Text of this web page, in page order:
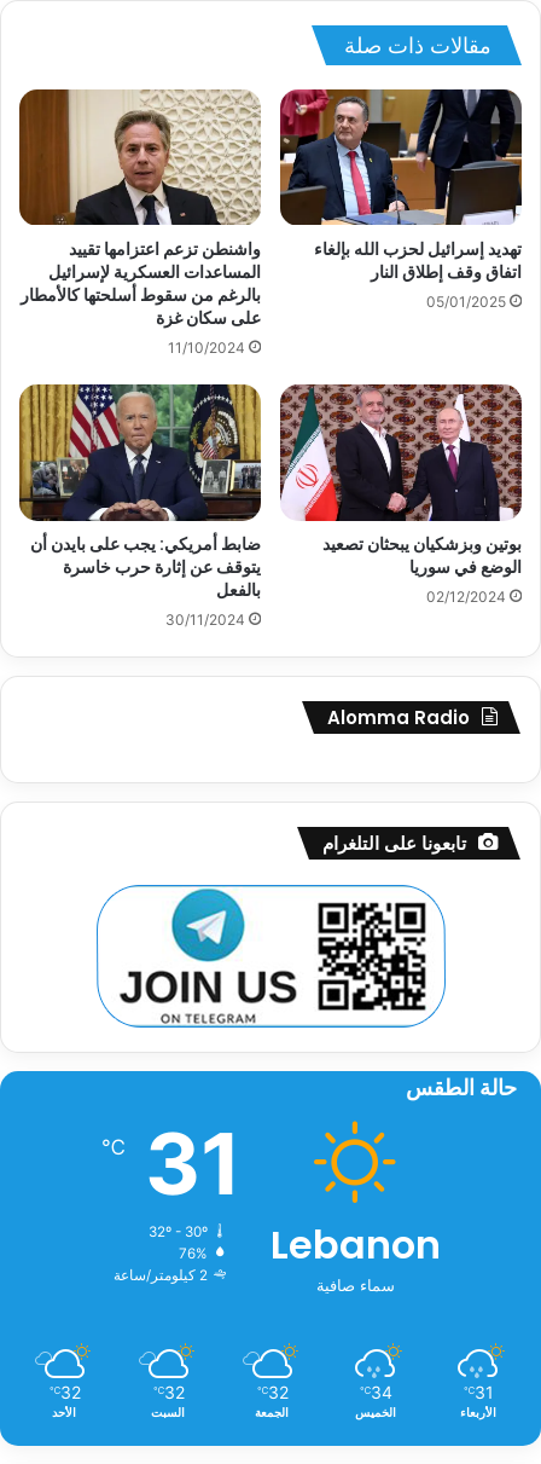
مقالات ذات صلة
تهديد إسرائيل لحزب الله بإلغاء
اتفاق وقف إطلاق النار
05/01/2025
واشنطن تزعم اعتزامها تقييد
المساعدات العسكرية لإسرائيل
بالرغم من سقوط أسلحتها كالأمطار
على سكان غزة
11/10/2024
بوتين وبزشكيان يبحثان تصعيد
الوضع في سوريا
02/12/2024
ضابط أمريكي: يجب على بايدن أن
يتوقف عن إثارة حرب خاسرة
بالفعل
30/11/2024
Alomma Radio
تابعونا على التلغرام
حالة الطقس
Lebanon
سماء صافية
31
℃
32º - 30º
76%
2 كيلومتر/ساعة
31
℃
الأربعاء
34
℃
الخميس
32
℃
الجمعة
32
℃
السبت
32
℃
الأحد